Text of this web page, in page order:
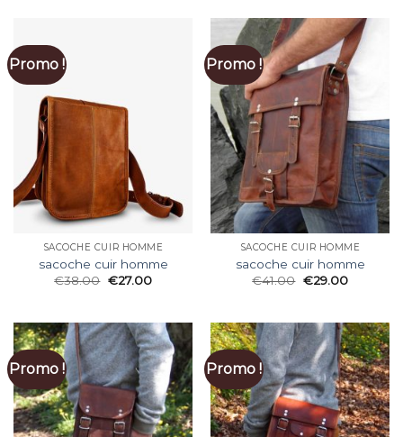
Promo !
SACOCHE CUIR HOMME
sacoche cuir homme
€38.00 €27.00
Promo !
SACOCHE CUIR HOMME
sacoche cuir homme
€41.00 €29.00
Promo ! Promo !